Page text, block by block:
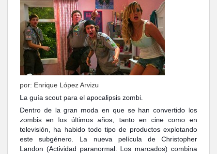
por: Enrique López Arvizu
La guía scout para el apocalipsis zombi.
Dentro de la gran moda en que se han convertido los
zombis en los últimos años, tanto en cine como en
televisión, ha habido todo tipo de productos explotando
este subgénero. La nueva película de Christopher
Landon (Actividad paranormal: Los marcados) combina